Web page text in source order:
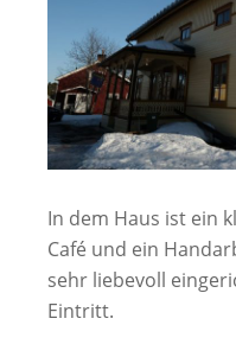
In dem Haus ist ein
Café und ein
sehr liebevoll
Eintritt.